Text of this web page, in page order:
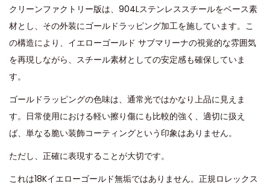
クリーンファクトリー版は、904Lステンレススチールをベース素
材とし、その外装にゴールドラッピング加工を施しています。こ
の構造により、イエローゴールド サブマリーナの視覚的な雰囲気
を再現しながら、スチール素材としての安定感も確保していま
す。
ゴールドラッピングの色味は、通常光ではかなり上品に見えま
す。日常使用における軽い擦り傷にも比較的強く、適切に扱え
ば、単なる脆い装飾コーティングという印象はありません。
ただし、正確に表現することが大切です。
これは18Kイエローゴールド無垢ではありません。正規ロレックス